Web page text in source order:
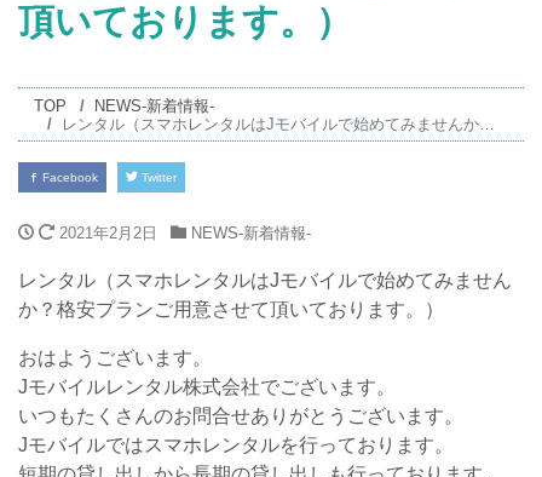
頂いております。）
TOP
NEWS-新着情報-
レンタル（スマホレンタルはJモバイルで始めてみませんか？格安プランご用意させて頂いております。）
Facebook Twitter
2021年2月2日 NEWS-新着情報-
レンタル（スマホレンタルはJモバイルで始めてみません
か？格安プランご用意させて頂いております。）
おはようございます。
Jモバイルレンタル株式会社でございます。
いつもたくさんのお問合せありがとうございます。
Jモバイルではスマホレンタルを行っております。